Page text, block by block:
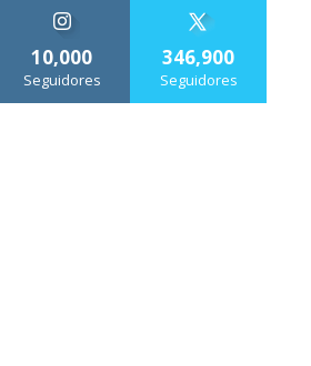
10,000
Seguidores
346,900
Seguidores